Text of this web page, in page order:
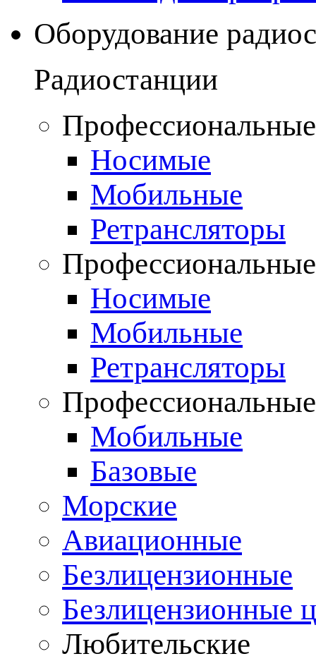
Оборудование
Радиостанции
Носимые
Мобильные
Ретрансляторы
Носимые
Мобильные
Ретрансляторы
Мобильные
Базовые
Морские
Авиационные
Безлицензионные
Безлицензионные
Любительские